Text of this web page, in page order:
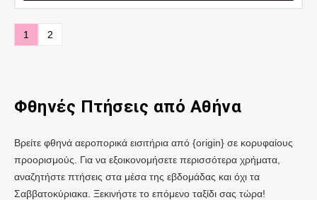
1 2
Φθηνές Πτήσεις από Αθήνα
Βρείτε φθηνά αεροπορικά εισιτήρια από {origin} σε κορυφαίους
προορισμούς. Για να εξοικονομήσετε περισσότερα χρήματα,
αναζητήστε πτήσεις στα μέσα της εβδομάδας και όχι τα
Σαββατοκύριακα. Ξεκινήστε το επόμενο ταξίδι σας τώρα!